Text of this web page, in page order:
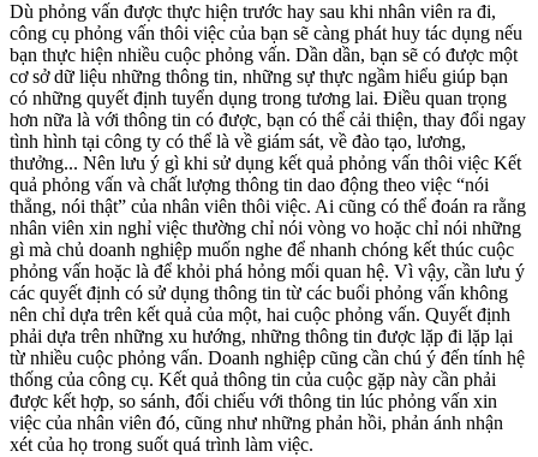
Dù phỏng vấn được thực hiện trước hay sau khi nhân viên ra đi,
công cụ phỏng vấn thôi việc của bạn sẽ càng phát huy tác dụng nếu
bạn thực hiện nhiều cuộc phỏng vấn. Dần dần, bạn sẽ có được một
cơ sở dữ liệu những thông tin, những sự thực ngầm hiểu giúp bạn
có những quyết định tuyển dụng trong tương lai. Điều quan trọng
hơn nữa là với thông tin có được, bạn có thể cải thiện, thay đổi ngay
tình hình tại công ty có thể là về giám sát, về đào tạo, lương,
thưởng... Nên lưu ý gì khi sử dụng kết quả phỏng vấn thôi việc Kết
quả phỏng vấn và chất lượng thông tin dao động theo việc “nói
thẳng, nói thật” của nhân viên thôi việc. Ai cũng có thể đoán ra rằng
nhân viên xin nghỉ việc thường chỉ nói vòng vo hoặc chỉ nói những
gì mà chủ doanh nghiệp muốn nghe để nhanh chóng kết thúc cuộc
phỏng vấn hoặc là để khỏi phá hỏng mối quan hệ. Vì vậy, cần lưu ý
các quyết định có sử dụng thông tin từ các buổi phỏng vấn không
nên chỉ dựa trên kết quả của một, hai cuộc phỏng vấn. Quyết định
phải dựa trên những xu hướng, những thông tin được lặp đi lặp lại
từ nhiều cuộc phỏng vấn. Doanh nghiệp cũng cần chú ý đến tính hệ
thống của công cụ. Kết quả thông tin của cuộc gặp này cần phải
được kết hợp, so sánh, đối chiếu với thông tin lúc phỏng vấn xin
việc của nhân viên đó, cũng như những phản hồi, phản ánh nhận
xét của họ trong suốt quá trình làm việc.